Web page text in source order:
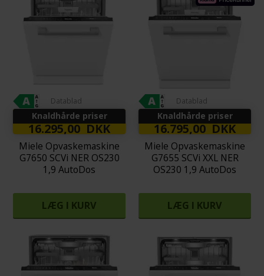
Datablad
Knaldhårde priser
16.295,00 DKK
Miele Opvaskemaskine
G7650 SCVi NER OS230
1,9 AutoDos
LÆG I KURV
Datablad
Knaldhårde priser
16.795,00 DKK
Miele Opvaskemaskine
G7655 SCVi XXL NER
OS230 1,9 AutoDos
LÆG I KURV